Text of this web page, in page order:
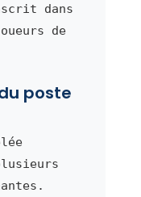
dans
de
poste